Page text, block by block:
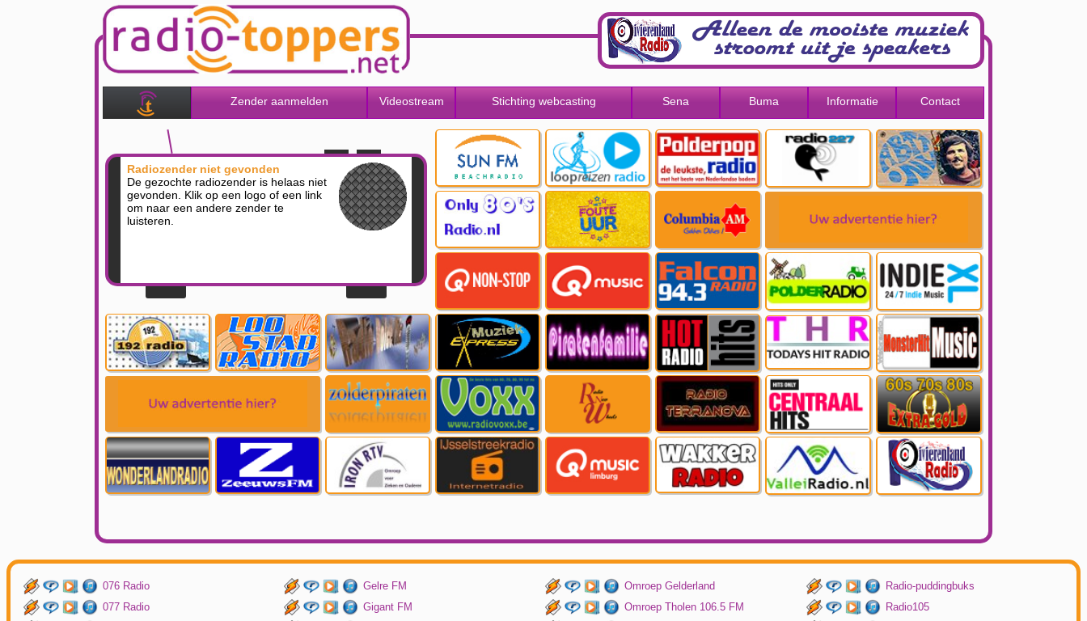
Zender aanmelden Videostream Stichting webcasting Sena Buma Informatie Contact
Radiozender niet gevonden
De gezochte radiozender is helaas niet
gevonden. Klik op een logo of een link
om naar een andere zender te
luisteren.
076 Radio
077 Radio
Gelre FM
Gigant FM
Omroep Gelderland
Omroep Tholen 106.5 FM
Radio-puddingbuks
Radio105